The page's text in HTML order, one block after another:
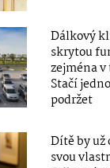
Dálkový
skrytou
zejména
Stačí
podržet
Dítě by
svou